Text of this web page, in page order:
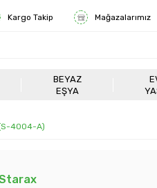
Kargo Takip Mağazalarımız
BEYAZ
EŞYA
4004-A)